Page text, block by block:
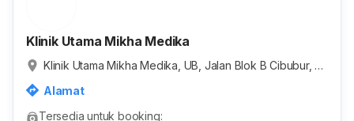
Klinik Utama Mikha Medika
Klinik Utama Mikha Medika, UB, Jalan Blok B Cibubur, Ja
Alamat
Tersedia untuk booking: